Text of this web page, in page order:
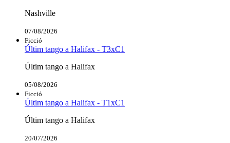
Nashville
07/08/2026
Ficció
Últim tango a Halifax - T3xC1
Últim tango a Halifax
05/08/2026
Ficció
Últim tango a Halifax - T1xC1
Últim tango a Halifax
20/07/2026